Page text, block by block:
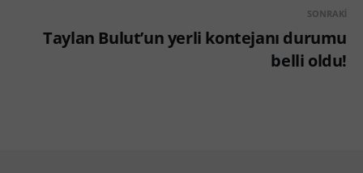
SONRAKI
Taylan Bulut’un yerli kontejanı durumu
belli oldu!